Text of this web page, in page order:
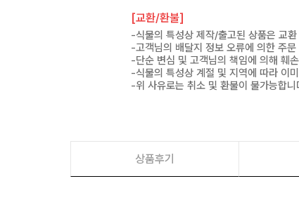
[교환/환불]
-식물의 특성상 제작/출고된 상품은 교
-고객님의 배달지 정보 오류에 의한 주
-단순 변심 및 고객님의 책임에 의해 훼
-식물의 특성상 계절 및 지역에 따라 이
-위 사유로는 취소 및 환불이 불가능합니
상품후기